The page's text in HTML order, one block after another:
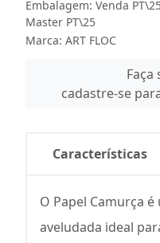
Embalagem: Venda
Master PT\25
Marca: ART FLOC
Faça
cadastre-se
Características
O Papel Camurça
aveludada ideal